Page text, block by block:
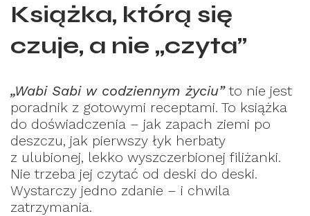
Książka, którą się
czuje, a nie „czyta”
„Wabi Sabi w codziennym życiu”to nie jest
poradnik z gotowymi receptami. To książka
do doświadczenia – jak zapach ziemi po
deszczu, jak pierwszy łyk herbaty
z ulubionej, lekko wyszczerbionej filiżanki.
Nie trzeba jej czytać od deski do deski.
Wystarczy jedno zdanie – i chwila
zatrzymania.